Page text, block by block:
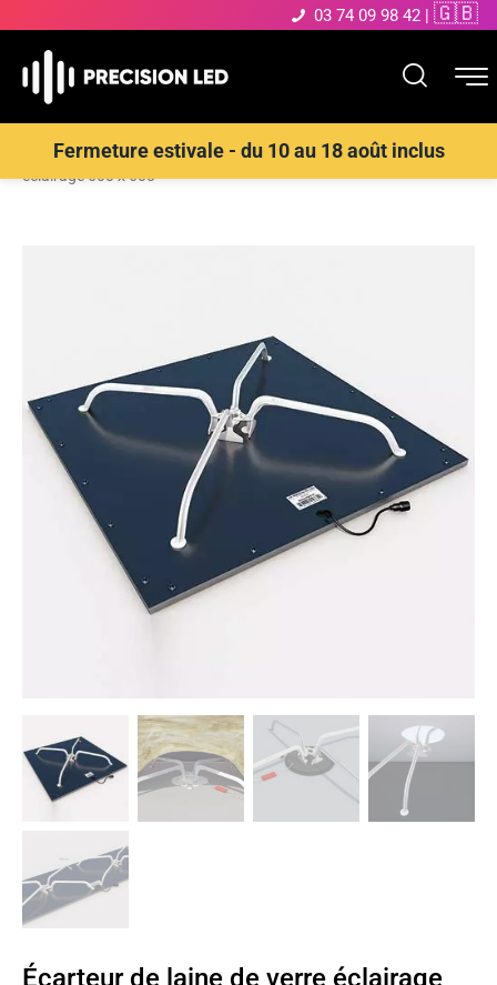
03 74 09 98 42 | 🇬🇧
Fermeture estivale - du 10 au 18 août inclus
Accueil>Boutique>ACCESSOIRES>Écarteur de laine de verre
éclairage 600 x 600
Écarteur de laine de verre éclairage